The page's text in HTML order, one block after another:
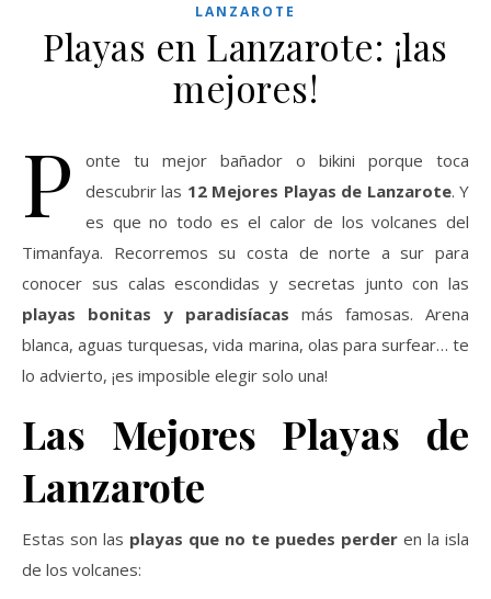
LANZAROTE
Playas en Lanzarote: ¡las
mejores!
P
onte tu mejor bañador o bikini porque toca
descubrir las 12 Mejores Playas de Lanzarote. Y
es que no todo es el calor de los volcanes del
Timanfaya. Recorremos su costa de norte a sur para
conocer sus calas escondidas y secretas junto con las
playas bonitas y paradisíacas más famosas. Arena
blanca, aguas turquesas, vida marina, olas para surfear… te
lo advierto, ¡es imposible elegir solo una!
Las Mejores Playas de
Lanzarote
Estas son las playas que no te puedes perder en la isla
de los volcanes: